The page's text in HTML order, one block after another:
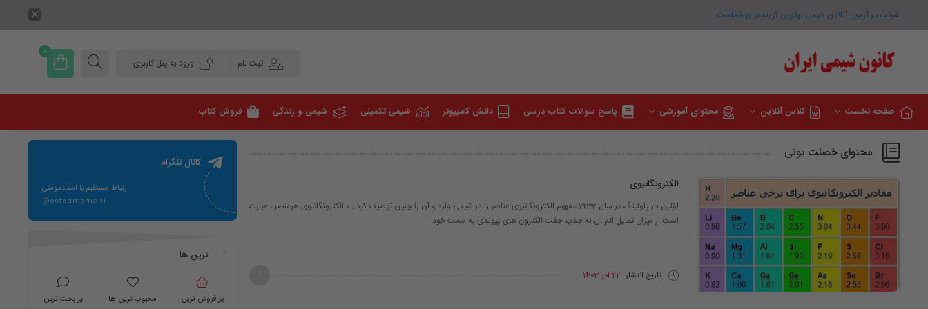
شرکت در آزمون آنلاین شیمی بهترین گزینه برای شماست .
ثبت نام ورود به پنل کاربری
0
صفحه نخست کلاس آنلاین محتوای آموزشی پاسخ سوالات کتاب درسی دانش کامپیوتر شیمی تکمیلی شیمی و زندگی فروش کتاب
محتوای خصلت یونی
الکترونگاتیوی
اوّلین بار پاولینگ در سال 1932 مفهوم الکترونگاتیوی عناصر را در شیمی وارد و آن را چنین توصیف کرد : « الکترونگاتیوی هرعنصر ، عبارت
است از میزان تمایل اتم آن به جذب جفت الکترون های پیوندی به سمت خود ...
تاریخ انتشار 22 آذر 1403
کانال تلگرام
ارتباط مستقیم با استادمومنی
@ostadmomeni
ترین ها
پر فروش ترین محبوب ترین ها پر بحث ترین